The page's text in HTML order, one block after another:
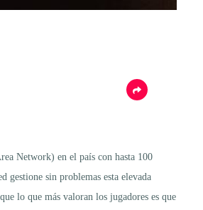
Network) en el país con hasta 100
gestione sin problemas esta elevada
lo que más valoran los jugadores es que